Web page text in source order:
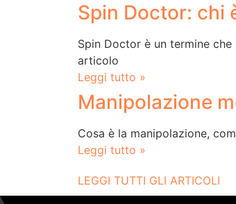
Spin Doctor: chi
Spin Doctor è un termine
articolo
Leggi tutto »
Manipolazione
Cosa è la manipolazione,
Leggi tutto »
LEGGI TUTTI GLI ARTICOLI